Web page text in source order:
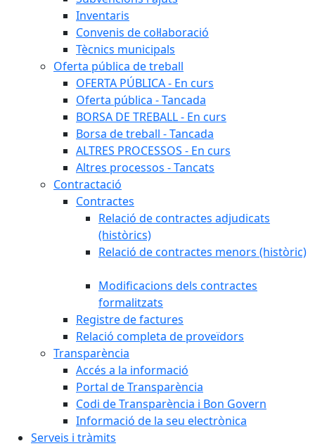
Inventaris
Convenis de col·laboració
Tècnics municipals
Oferta pública de treball
OFERTA PÚBLICA - En curs
Oferta pública - Tancada
BORSA DE TREBALL - En curs
Borsa de treball - Tancada
ALTRES PROCESSOS - En curs
Altres processos - Tancats
Contractació
Contractes
Relació de contractes adjudicats
(històrics)
Relació de contractes menors (històric)
Modificacions dels contractes
formalitzats
Registre de factures
Relació completa de proveïdors
Transparència
Accés a la informació
Portal de Transparència
Codi de Transparència i Bon Govern
Informació de la seu electrònica
Serveis i tràmits